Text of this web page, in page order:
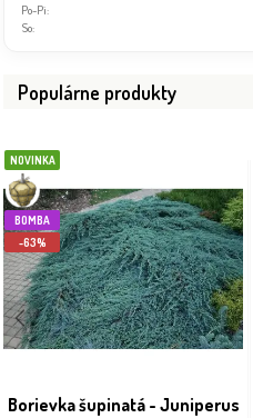
Po-Pi:
So:
Populárne produkty
NOVINKA
BOMBA
-63%
Borievka šupinatá - Juniperus